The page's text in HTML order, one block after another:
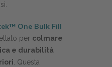
One Bulk Fill
per colmare
e durabilità
. Questa